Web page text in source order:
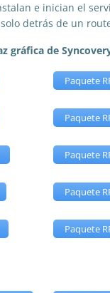
e inician el
detrás de un
gráfica de
Paquete
Paquete
Paquete
Paquete
Paquete